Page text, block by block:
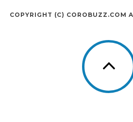
COPYRIGHT (C) COROBUZZ.COM